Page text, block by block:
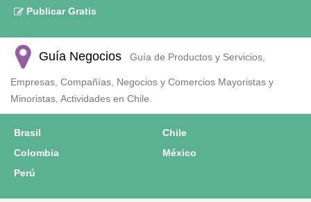
Publicar Gratis
Guía Negocios Guía de Productos y Servicios,
Empresas, Compañías, Negocios y Comercios Mayoristas y
Minoristas, Actividades en Chile.
Brasil
Chile
Colombia
México
Perú